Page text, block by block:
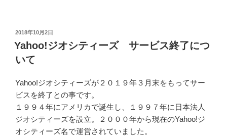
投
稿
日:
2018年10月2日
Yahoo!ジオシティーズ サービス終了につ
いて
Yahoo!ジオシティーズが２０１９年３月末をもってサー
ビスを終了との事です。
１９９４年にアメリカで誕生し、１９９７年に日本法人
ジオシティーズを設立。２０００年から現在のYahoo!ジ
オシティーズ名で運営されていました。